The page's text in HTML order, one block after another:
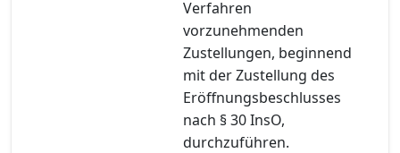
Verfahren
vorzunehmenden
Zustellungen, beginnend
mit der Zustellung des
Eröffnungsbeschlusses
nach § 30 InsO,
durchzuführen.